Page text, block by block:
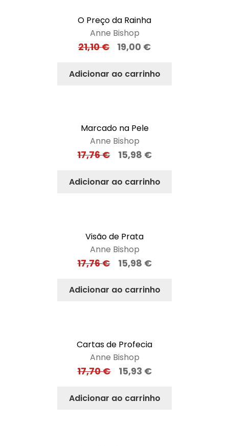
O Preço da Rainha
Anne Bishop
21,10€ 19,00 €
Adicionar ao carrinho
Marcado na Pele
Anne Bishop
17,76€ 15,98 €
Adicionar ao carrinho
Visão de Prata
Anne Bishop
17,76€ 15,98 €
Adicionar ao carrinho
Cartas de Profecia
Anne Bishop
17,70€ 15,93 €
Adicionar ao carrinho